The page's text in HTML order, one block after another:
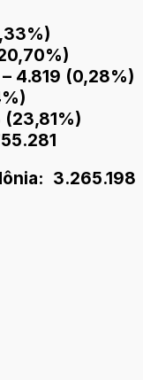
4.819 (0,28%)
(23,81%)
3.265.198